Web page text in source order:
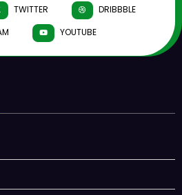
TWITTER
DRIBBBLE
YOUTUBE